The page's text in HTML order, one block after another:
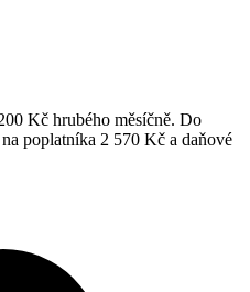
Kč hrubého měsíčně. Do
poplatníka 2 570 Kč a daňové